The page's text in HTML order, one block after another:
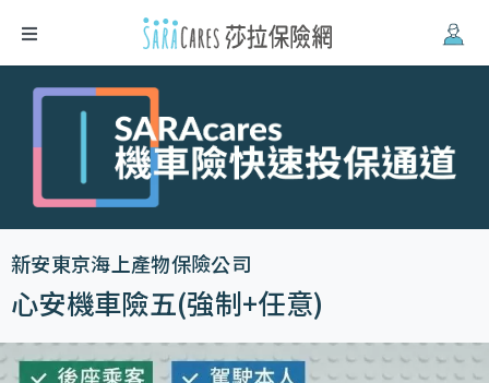
新安東京海上產物保險公司
心安機車險五(強制+任意)
Firefox、Safari。